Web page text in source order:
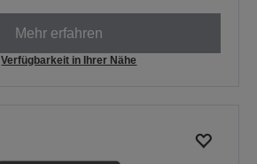
Mehr erfahren
Verfügbarkeit in Ihrer Nähe